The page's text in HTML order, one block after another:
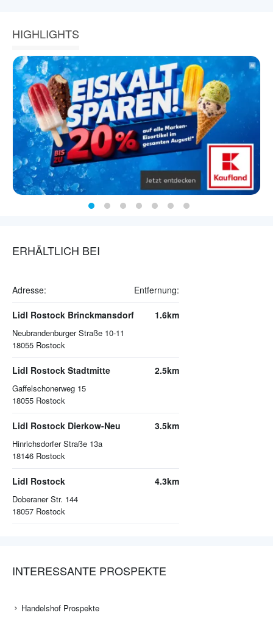
HIGHLIGHTS
ERHÄLTLICH BEI
Adresse: Entfernung:
Lidl Rostock Brinckmansdorf
Neubrandenburger Straße 10-11
18055 Rostock
1.6km
Lidl Rostock Stadtmitte
Gaffelschonerweg 15
18055 Rostock
2.5km
Lidl Rostock Dierkow-Neu
Hinrichsdorfer Straße 13a
18146 Rostock
3.5km
Lidl Rostock
Doberaner Str. 144
18057 Rostock
4.3km
INTERESSANTE PROSPEKTE
Handelshof Prospekte